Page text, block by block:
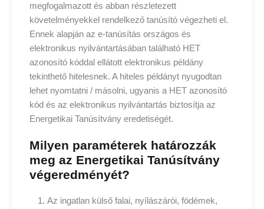
megfogalmazott és abban részletezett
követelményekkel rendelkező tanúsító végezheti el.
Ennek alapján az e-tanúsítás országos és
elektronikus nyilvántartásában található HET
azonosító kóddal ellátott elektronikus példány
tekinthető hitelesnek. A hiteles példányt nyugodtan
lehet nyomtatni / másolni, ugyanis a HET azonosító
kód és az elektronikus nyilvántartás biztosítja az
Energetikai Tanúsítvány eredetiségét.
Milyen paraméterek határozzák
meg az Energetikai Tanúsítvány
végeredményét?
Az ingatlan külső falai, nyílászárói, födémek,